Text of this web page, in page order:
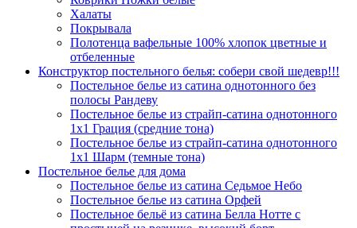
Халаты
Покрывала
Полотенца вафельные 100% хлопок цветные и
отбеленные
Конструктор постельного белья: собери свой шедевр!!!
Постельное белье из сатина однотонного без
полосы Рандеву
Постельное белье из страйп-сатина однотонного
1х1 Грация (средние тона)
Постельное белье из страйп-сатина однотонного
1х1 Шарм (темные тона)
Постельное белье для дома
Постельное белье из сатина Седьмое Небо
Постельное белье из сатина Орфей
Постельное бельё из сатина Белла Нотте с